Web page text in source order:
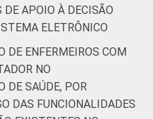
APOIO À DECISÃO
ELETRÔNICO
DE ENFERMEIROS COM
NO
DE SAÚDE, POR
DAS FUNCIONALIDADES